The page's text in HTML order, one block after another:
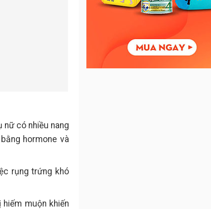
nữ có nhiều nang
hormone và
rụng trứng khó
muộn khiến